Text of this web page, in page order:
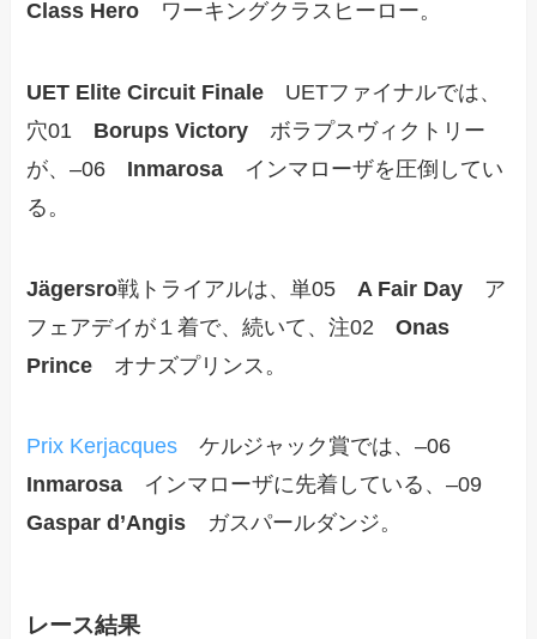
Class Hero ワーキングクラスヒーロー。
UET Elite Circuit Finale UETファイナルでは、
穴01 Borups Victory ボラプスヴィクトリー
が、–06 Inmarosa インマローザを圧倒してい
る。
Jägersro戦トライアルは、単05 A Fair Day ア
フェアデイが１着で、続いて、注02Onas
Prince オナズプリンス。
Prix Kerjacques ケルジャック賞では、–06
Inmarosa インマローザに先着している、–09
Gaspar d’Angis ガスパールダンジ。
レース結果